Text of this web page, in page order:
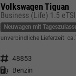
Volkswagen Tiguan
Business (Life) 1.5
Neuwagen mit
unverbindliche Lieferzeit:
Fahrzeugnr. 48853
Kraftstoff Benzin